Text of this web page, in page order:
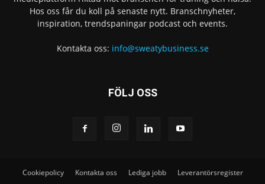
Hos oss får du koll på senaste nytt. Branschnyheter,
inspiration, trendspaningar podcast och events.
Kontakta oss: info@sweatybusiness.se
FÖLJ OSS
Cookiepolicy Kontakta oss Lediga jobb Leverantörsregister